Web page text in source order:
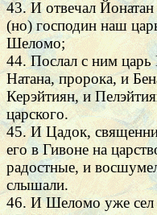
43. И отвечал Йонатан
(но) господин наш
Шеломо;
44. Послал с ним
Натана, пророка, и
Керэйтиян, и
царского.
45. И Цадок,
его в Гивоне на
радостные, и
слышали.
46. И Шеломо уже сел